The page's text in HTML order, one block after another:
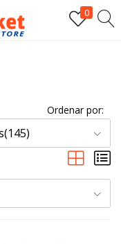
0
para iniciar
Ordenar por: